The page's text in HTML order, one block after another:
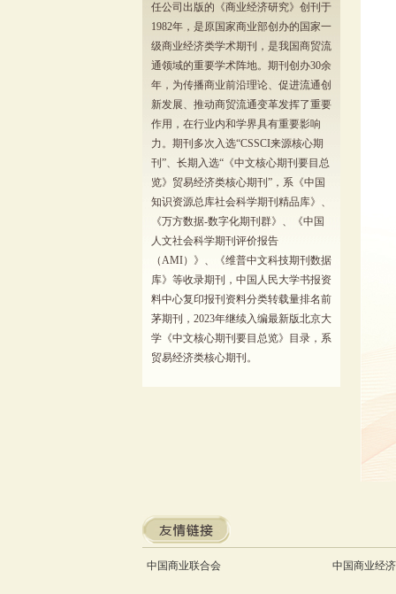
任公司出版的《商业经济研究》创刊于
1982年，是原国家商业部创办的国家一
级商业经济类学术期刊，是我国商贸流
通领域的重要学术阵地。期刊创办30余
年，为传播商业前沿理论、促进流通创
新发展、推动商贸流通变革发挥了重要
作用，在行业内和学界具有重要影响
力。期刊多次入选“CSSCI来源核心期
刊”、长期入选“《中文核心期刊要目总
览》贸易经济类核心期刊”，系《中国
知识资源总库社会科学期刊精品库》、
《万方数据-数字化期刊群》、《中国
人文社会科学期刊评价报告
（AMI）》、《维普中文科技期刊数据
库》等收录期刊，中国人民大学书报资
料中心复印报刊资料分类转载量排名前
茅期刊，2023年继续入编最新版北京大
学《中文核心期刊要目总览》目录，系
贸易经济类核心期刊。
中国商业联合会 中国商业经